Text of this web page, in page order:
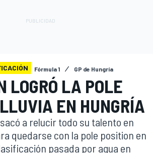
Fórmula 1 GP de Hungría
LOGRÓ LA POLE
EN HUNGRÍA
a relucir todo su talento en
quedarse con la pole position en
pasada por agua en